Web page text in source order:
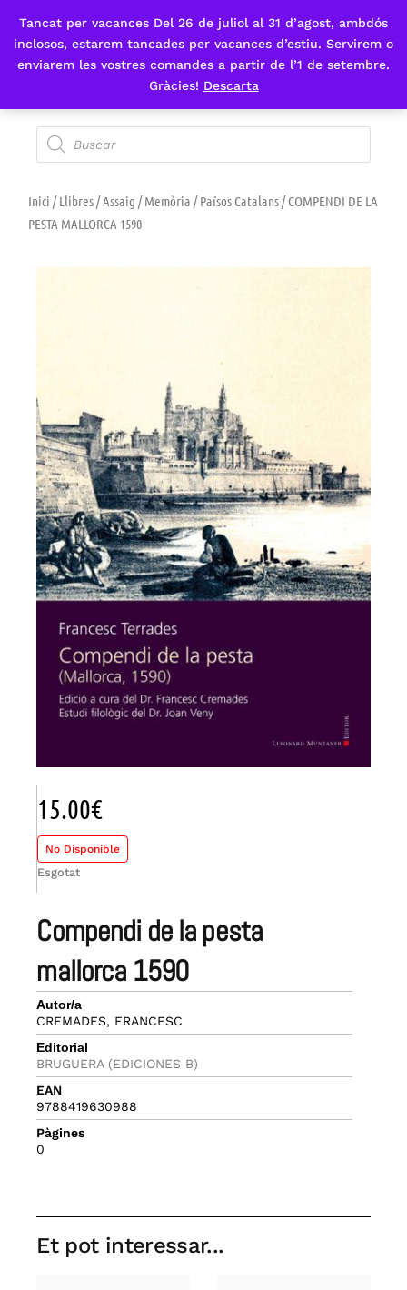
Tancat per vacances Del 26 de juliol al 31 d’agost, ambdós
inclosos, estarem tancades per vacances d’estiu. Servirem o
enviarem les vostres comandes a partir de l’1 de setembre.
Gràcies! Descarta
Fes-te'n sòcia
Inici /Llibres/Assaig /Memòria /Països Catalans/ COMPENDI DE LA
PESTA MALLORCA 1590
compendi de la pesta
mallorca 1590
Autor/a
CREMADES, FRANCESC
Editorial
BRUGUERA (EDICIONES B)
EAN
9788419630988
Pàgines
0
15.00€
No Disponible
Esgotat
Et pot interessar...